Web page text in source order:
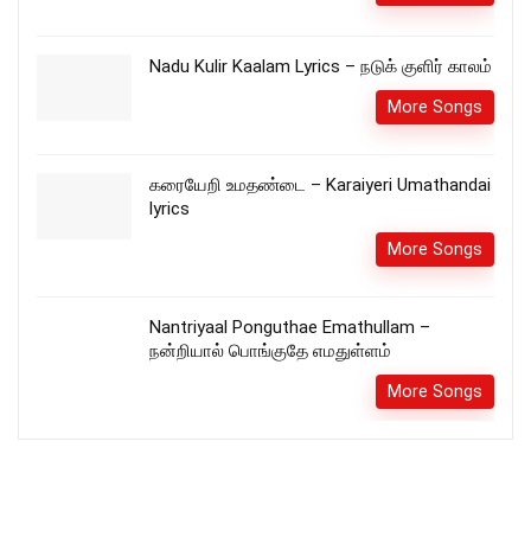
Nadu Kulir Kaalam Lyrics – நடுக் குளிர் காலம்
More Songs
கரையேறி உமதண்டை – Karaiyeri Umathandai
lyrics
More Songs
Nantriyaal Ponguthae Emathullam –
நன்றியால் பொங்குதே எமதுள்ளம்
More Songs